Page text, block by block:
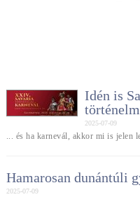
Idén is
2025-07-09
... és ha karnevál, akkor mi is jelen
Hamarosan dunántúli
2025-07-09